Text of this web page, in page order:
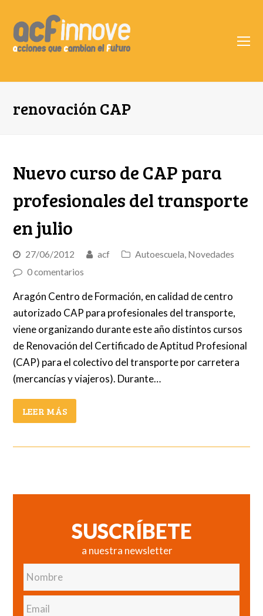
renovación CAP
Nuevo curso de CAP para
profesionales del transporte
en julio
27/06/2012 acf Autoescuela, Novedades
0 comentarios
Aragón Centro de Formación, en calidad de centro
autorizado CAP para profesionales del transporte,
viene organizando durante este año distintos cursos
de Renovación del Certificado de Aptitud Profesional
(CAP) para el colectivo del transporte por carretera
(mercancías y viajeros). Durante…
LEER MÁS
SUSCRÍBETE
a nuestra newsletter
Nombre
Email